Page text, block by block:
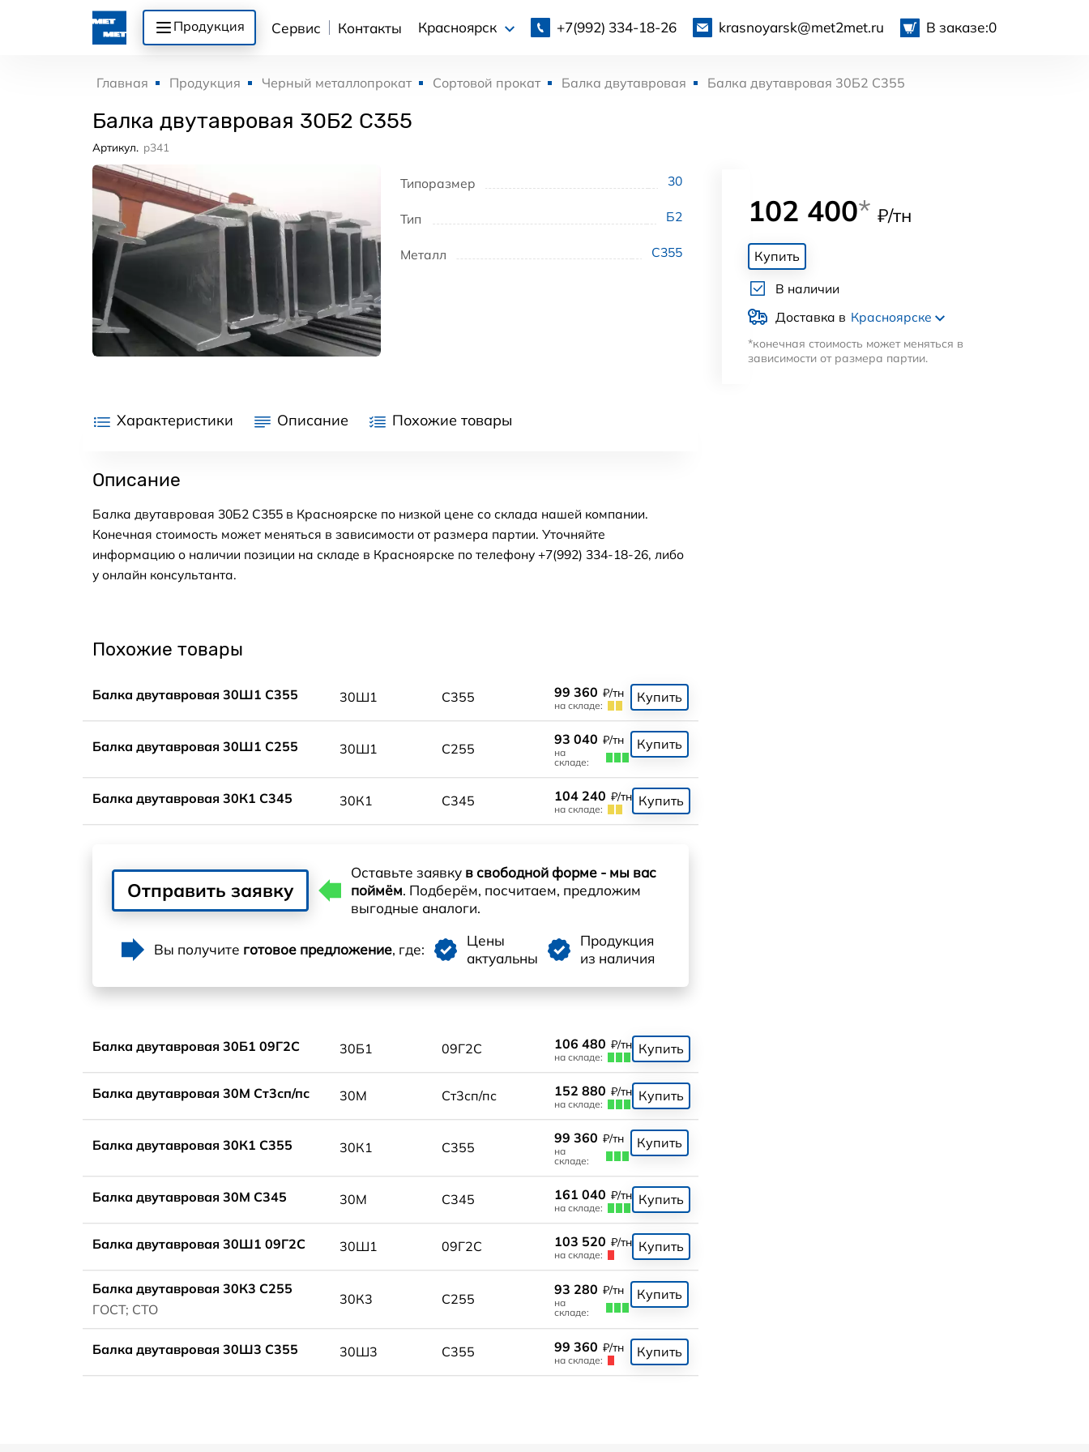
Продукция Сервис Контакты Красноярск +7(992) 334-18-26 krasnoyarsk@met2met.ru В заказе:0
Главная Продукция Черный металлопрокат Сортовой прокат Балка двутавровая Балка двутавровая 30Б2 С355
Балка двутавровая 30Б2 С355
Артикул. p341
Типоразмер 30
Тип Б2
Металл С355
102 400* ₽/тн
Купить
В наличии
Доставка в Красноярске
*конечная стоимость может меняться в
зависимости от размера партии.
Характеристики Описание Похожие товары
Описание
Балка двутавровая 30Б2 С355 в Красноярске по низкой цене со склада нашей компании.
Конечная стоимость может меняться в зависимости от размера партии. Уточняйте
информацию о наличии позиции на складе в Красноярске по телефону +7(992) 334-18-26, либо
у онлайн консультанта.
Похожие товары
Балка двутавровая 30Ш1 С355 30Ш1 С355 99 360 ₽/тн
на складе:
Купить
Балка двутавровая 30Ш1 С255 30Ш1 С255
93 040 ₽/тн
на
складе:
Купить
Балка двутавровая 30К1 С345 30К1 С345 104 240 ₽/тн
на складе:
Купить
Отправить заявку
Оставьте заявку в свободной форме - мы вас
поймём. Подберём, посчитаем, предложим
выгодные аналоги.
Вы получите готовое предложение, где:
Цены
актуальны
Продукция
из наличия
Балка двутавровая 30Б1 09Г2С 30Б1 09Г2С 106 480 ₽/тн
на складе:
Купить
Балка двутавровая 30М Ст3сп/пс 30М Ст3сп/пс 152 880 ₽/тн
на складе:
Купить
Балка двутавровая 30К1 С355 30К1 С355
99 360 ₽/тн
на
складе:
Купить
Балка двутавровая 30М С345 30М С345 161 040 ₽/тн
на складе:
Купить
Балка двутавровая 30Ш1 09Г2С 30Ш1 09Г2С 103 520 ₽/тн
на складе:
Купить
Балка двутавровая 30К3 С255
ГОСТ; СТО
30К3 С255
93 280 ₽/тн
на
складе:
Купить
Балка двутавровая 30Ш3 С355 30Ш3 С355 99 360 ₽/тн
на складе:
Купить